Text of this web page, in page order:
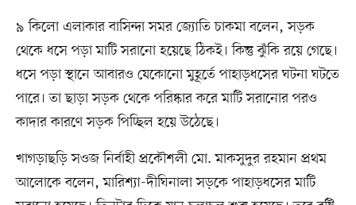
৯ কিলো এলাকার বাসিন্দা সমর জ্যোতি চাকমা বলেন, সড়ক
থেকে ধসে পড়া মাটি সরানো হয়েছে ঠিকই। কিন্তু ঝুঁকি রয়ে গেছে।
ধসে পড়া স্থানে আবারও যেকোনো মুহূর্তে পাহাড়ধসের ঘটনা ঘটতে
পারে। তা ছাড়া সড়ক থেকে পরিষ্কার করে মাটি সরানোর পরও
কাদার কারণে সড়ক পিচ্ছিল হয়ে উঠেছে।
খাগড়াছড়ি সওজ নির্বাহী প্রকৌশলী মো. মাকসুদুর রহমান প্রথম
আলোকে বলেন, মারিশ্যা-দীঘিনালা সড়কে পাহাড়ধসের মাটি